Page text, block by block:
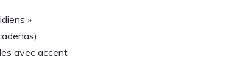
»
avec accent